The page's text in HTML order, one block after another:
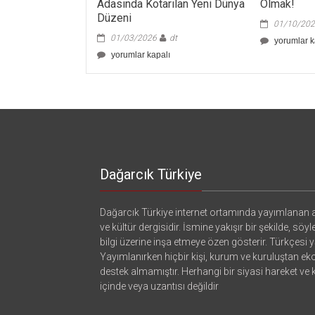
Adasında Kotarılan Yeni Dünya
Düzeni
01/03/2026
dt
Davos’da,
yorumlar kapalı
Olmak!
01/10/
Para
yorumlar
Dağarcık Türkiye
Dağarcık Türkiye internet ortamında yayımlanan
ve kültür dergisidir. İsmine yakışır bir şekilde,
bilgi üzerine inşa etmeye özen gösterir. Türkçesi
Yayımlanırken hiçbir kişi, kurum ve kuruluştan
destek almamıştır. Herhangi bir siyasi hareket ve
içinde veya uzantısı değildir